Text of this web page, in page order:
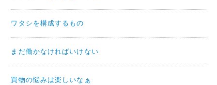
ワタシを構成するもの
まだ働かなければいけない
買物の悩みは楽しいなぁ